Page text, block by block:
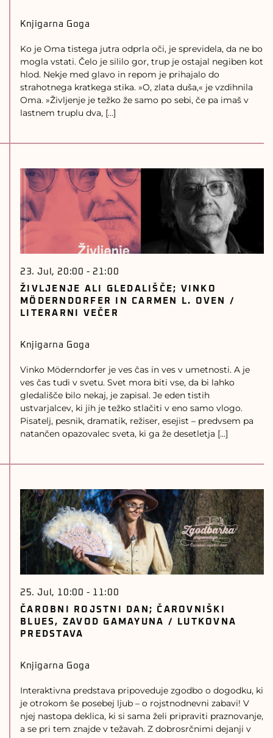
Knjigarna Goga
Ko je Oma tistega jutra odprla oči, je sprevidela, da ne bo
mogla vstati. Čelo je sililo gor, trup je ostajal negiben kot
hlod. Nekje med glavo in repom je prihajalo do
strahotnega kratkega stika. »O, zlata duša,« je vzdihnila
Oma. »Življenje je težko že samo po sebi, če pa imaš v
lastnem truplu dva, […]
ŽIVLJENJE ALI GLEDALIŠČE; VINKO
MÖDERNDORFER IN CARMEN L. OVEN /
LITERARNI VEČER
23. Jul, 20:00 - 21:00
Knjigarna Goga
Vinko Möderndorfer je ves čas in ves v umetnosti. A je
ves čas tudi v svetu. Svet mora biti vse, da bi lahko
gledališče bilo nekaj, je zapisal. Je eden tistih
ustvarjalcev, ki jih je težko stlačiti v eno samo vlogo.
Pisatelj, pesnik, dramatik, režiser, esejist – predvsem pa
natančen opazovalec sveta, ki ga že desetletja […]
ČAROBNI ROJSTNI DAN; ČAROVNIŠKI
BLUES, ZAVOD GAMAYUNA / LUTKOVNA
PREDSTAVA
25. Jul, 10:00 - 11:00
Knjigarna Goga
Interaktivna predstava pripoveduje zgodbo o dogodku, ki
je otrokom še posebej ljub – o rojstnodnevni zabavi! V
njej nastopa deklica, ki si sama želi pripraviti praznovanje,
a se pri tem znajde v težavah. Z dobrosrčnimi dejanji v